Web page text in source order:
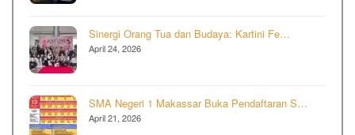
Sinergi Orang Tua dan Budaya: Kartini Fe…
April 24, 2026
SMA Negeri 1 Makassar Buka Pendaftaran S…
April 21, 2026